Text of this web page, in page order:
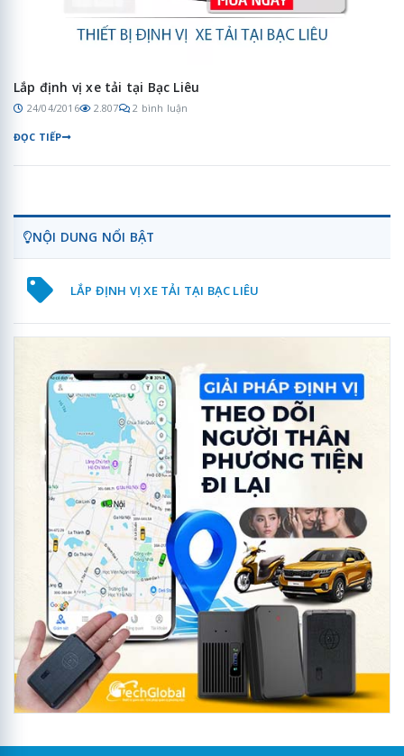
Lắp định vị xe tải tại Bạc Liêu
24/04/2016 2.807 2 bình luận
ĐỌC TIẾP
NỘI DUNG NỔI BẬT
LẮP ĐỊNH VỊ XE TẢI TẠI BẠC LIÊU